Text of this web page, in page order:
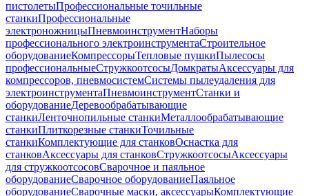
пистолетыПрофессиональные точильные
станкиПрофессиональные
электроножницыПневмоинструментНаборы
профессионального электроинструментаСтроительное
оборудованиеКомпрессорыТепловые пушкиПылесосы
профессиональныеСтружкоотсосыДомкратыАксессуары для
компрессоров, пневмосистемСистемы пылеудаления для
электроинструментаПневмоинструментСтанки и
оборудованиеДеревообрабатывающие
станкиЛенточнопильные станкиМеталлообрабатывающие
станкиПлиткорезные станкиТочильные
станкиКомплектующие для станковОснастка для
станковАксессуары для станковСтружкоотсосыАксессуары
для стружкоотсосовСварочное и паяльное
оборудованиеСварочное оборудованиеПаяльное
оборудованиеСварочные маски, аксессуарыКомплектующие